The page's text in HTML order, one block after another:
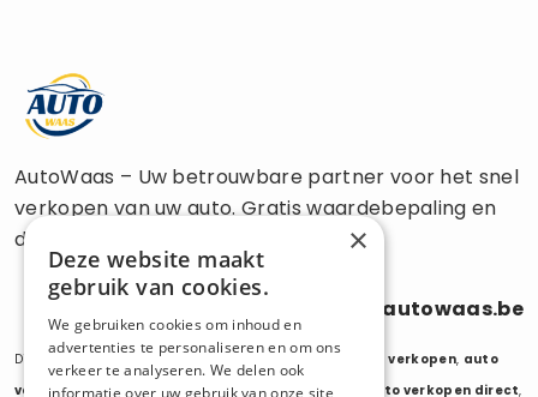
AutoWaas – Uw betrouwbare partner voor het snel
verkopen van uw auto. Gratis waardebepaling en
directe uitbetaling.
info@autowaas.be
Diensten: auto verkopen auto export verkopen, auto
verkopen export,auto verkopen zonder keuring auto verkopen direct,
×
Deze website maakt
gebruik van cookies.
We gebruiken cookies om inhoud en
advertenties te personaliseren en om ons
verkeer te analyseren. We delen ook
informatie over uw gebruik van onze site